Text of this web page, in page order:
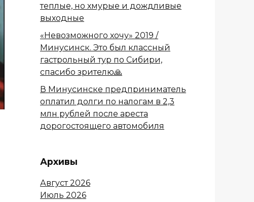
теплые, но хмурые и дождливые
выходные
«Невозможного хочу» 2019 /
Минусинск. Это был классный
гастрольный тур по Сибири,
спасибо зрителю🙏
В Минусинске предприниматель
оплатил долги по налогам в 2,3
млн рублей после ареста
дорогостоящего автомобиля
Архивы
Август 2026
Июль 2026